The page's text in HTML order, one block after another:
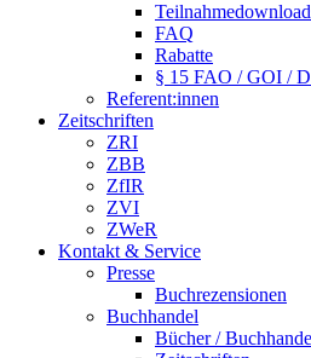
FAQ
Rabatte
§ 15 FAO / GOI /
Referent:innen
Zeitschriften
ZRI
ZBB
ZfIR
ZVI
ZWeR
Kontakt & Service
Presse
Buchrezensionen
Buchhandel
Bücher /